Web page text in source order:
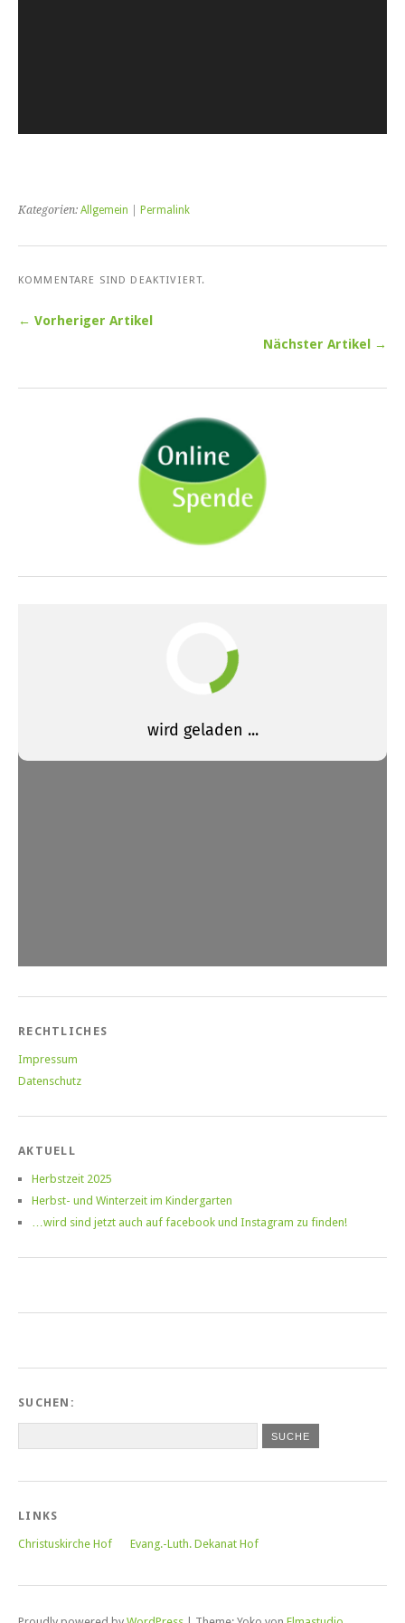
Kategorien: Allgemein Permalink
KOMMENTARE SIND DEAKTIVIERT.
← Vorheriger Artikel
Nächster Artikel →
RECHTLICHES
Impressum
Datenschutz
AKTUELL
Herbstzeit 2025
Herbst- und Winterzeit im Kindergarten
…wird sind jetzt auch auf facebook und Instagram zu finden!
SUCHEN:
LINKS
Christuskirche Hof Evang.-Luth. Dekanat Hof